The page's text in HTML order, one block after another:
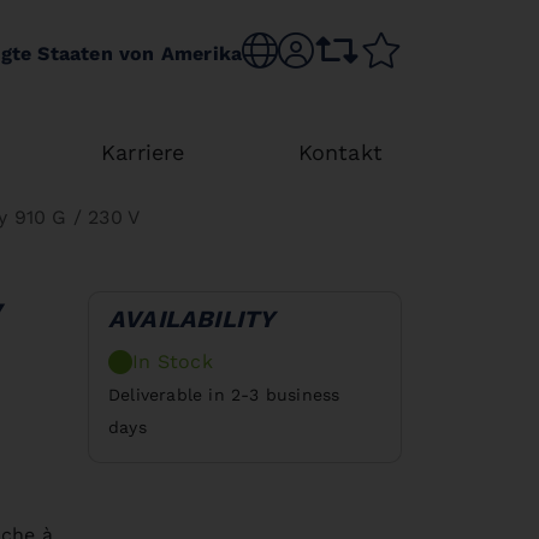
Staaten von Amerika Choose language
sr.accountcomparison list
Karriere Kontakt
910 G / 230 V
AVAILABILITY
In Stock
Deliverable in 2-3 business
days